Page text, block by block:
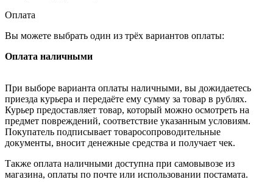
Оплата
Вы можете выбрать один из трёх вариантов оплаты:
Оплата наличными
При выборе варианта оплаты наличными, вы дожидаетесь
приезда курьера и передаёте ему сумму за товар в рублях.
Курьер предоставляет товар, который можно осмотреть на
предмет повреждений, соответствие указанным условиям.
Покупатель подписывает товаросопроводительные
документы, вносит денежные средства и получает чек.
Также оплата наличными доступна при самовывозе из
магазина, оплаты по почте или использовании постамата.